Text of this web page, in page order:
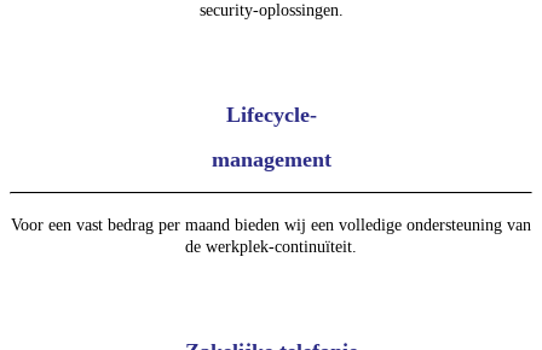
security-oplossingen.
Lifecycle-
management
Voor een vast bedrag per maand bieden wij een volledige ondersteuning van
de werkplek-continuïteit.